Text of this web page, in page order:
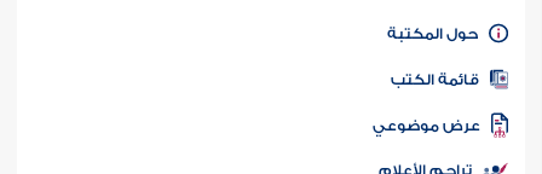
كتاب الأمة
المكتبة
الكتب